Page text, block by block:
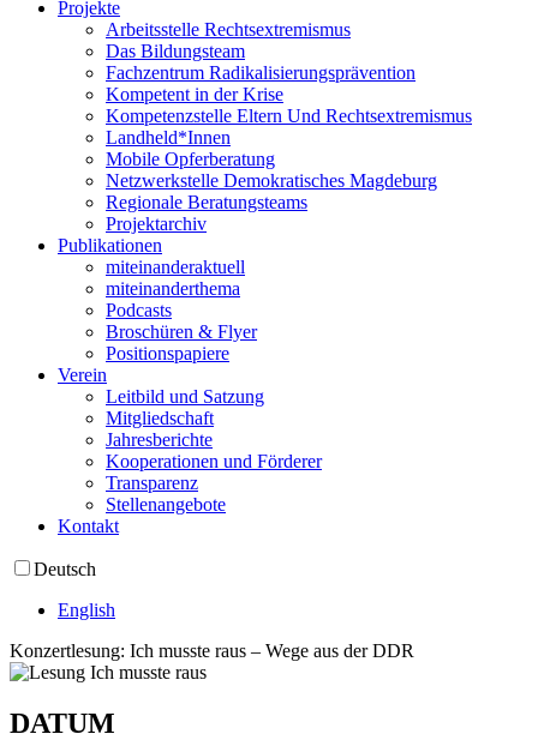
Projekte
Arbeitsstelle Rechtsextremismus
Das Bildungsteam
Fachzentrum Radikalisierungsprävention
Kompetent in der Krise
Kompetenzstelle Eltern Und Rechtsextremismus
Landheld*Innen
Mobile Opferberatung
Netzwerkstelle Demokratisches Magdeburg
Regionale Beratungsteams
Projektarchiv
Publikationen
miteinanderaktuell
miteinanderthema
Podcasts
Broschüren & Flyer
Positionspapiere
Verein
Leitbild und Satzung
Mitgliedschaft
Jahresberichte
Kooperationen und Förderer
Transparenz
Stellenangebote
Kontakt
Deutsch
English
Konzertlesung: Ich musste raus – Wege aus der DDR
DATUM